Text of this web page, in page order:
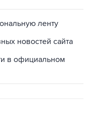
ленту
новостей сайта
в официальном